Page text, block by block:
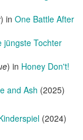
) in One Battle After
jüngste Tochter
) in Honey Don't!
and Ash (2025)
(2024)